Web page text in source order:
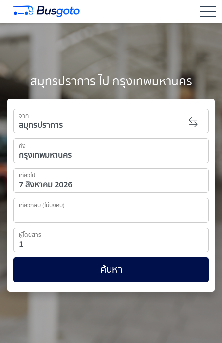
สมุทรปราการ ไป กรุงเทพมหานคร
จาก
ถึง
เที่ยวไป
เที่ยวกลับ (ไม่บังคับ)
ผู้โดยสาร
ค้นหา